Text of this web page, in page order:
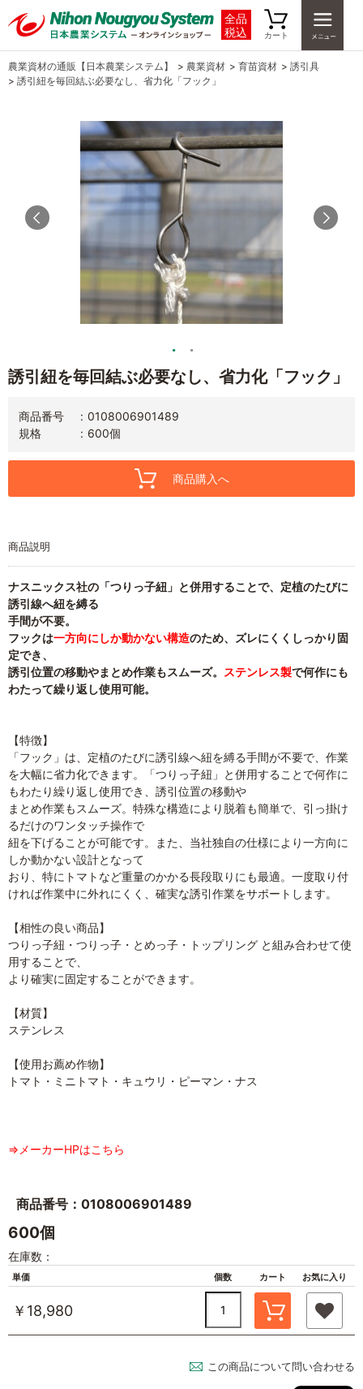
全品
税込
カート
農業資材の通販【日本農業システム】 > 農業資材 > 育苗資材 > 誘引具
> 誘引紐を毎回結ぶ必要なし、省力化「フック」
誘引紐を毎回結ぶ必要なし、省力化「フック」
商品番号
0108006901489
規格
600個
商品購入へ
商品説明
ナスニックス社の「つりっ子紐」と併用することで、定植のたびに
誘引線へ紐を縛る
手間が不要。
フックは一方向にしか動かない構造のため、ズレにくくしっかり固
定でき、
誘引位置の移動やまとめ作業もスムーズ。
ステンレス製で何作にも
わたって繰り返し使用可能。
【特徴】
「フック」は、定植のたびに誘引線へ紐を縛る手間が不要で、作業
を大幅に省力化できます。「つりっ子紐」と併用することで何作に
もわたり繰り返し使用でき、誘引位置の移動や
まとめ作業もスムーズ。特殊な構造により脱着も簡単で、引っ掛け
るだけのワンタッチ操作で
紐を下げることが可能です。また、当社独自の仕様により一方向に
しか動かない設計となって
おり、特にトマトなど重量のかかる長段取りにも最適。一度取り付
ければ作業中に外れにくく、確実な誘引作業をサポートします。
【相性の良い商品】
つりっ子紐・つりっ子・とめっ子・トップリング と組み合わせて使
用することで、
より確実に固定することができます。
【材質】
ステンレス
【使用お薦め作物】
トマト・ミニトマト・キュウリ・ピーマン・ナス
⇒メーカーHPはこちら
商品番号：0108006901489
600個
在庫数：
単価 個数 カート お気に入り
￥18,980
この商品について問い合わせる